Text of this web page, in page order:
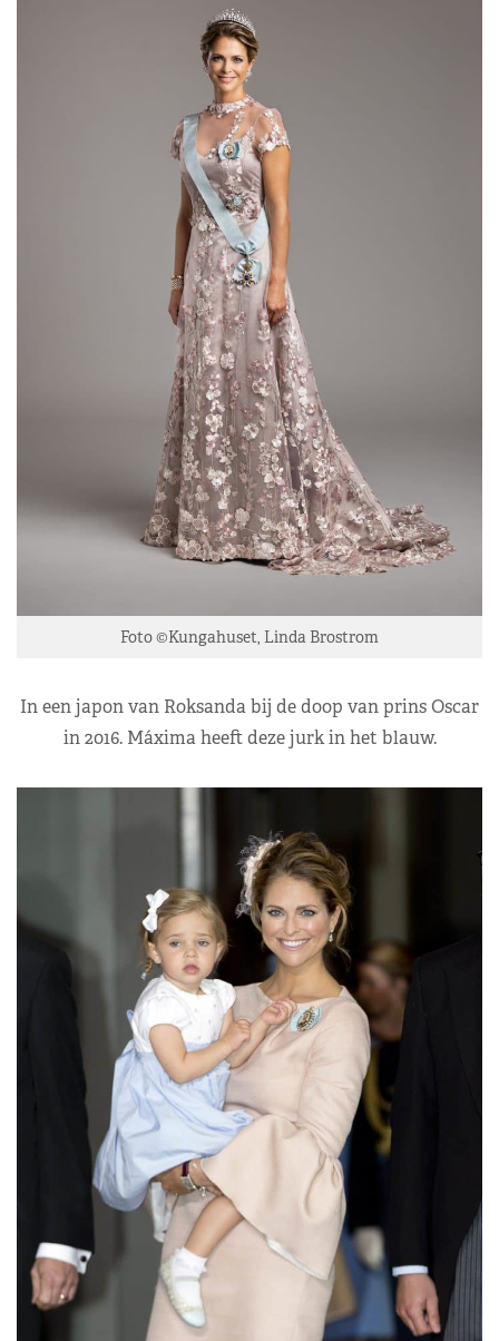
Foto ©Kungahuset, Linda Brostrom
In een japon van Roksanda bij de doop van prins Oscar
in 2016. Máxima heeft deze jurk in het blauw.